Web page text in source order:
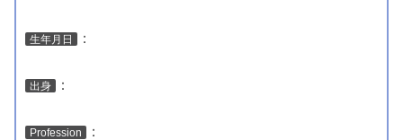
生年月日 ：
出身 ：
Profession ：